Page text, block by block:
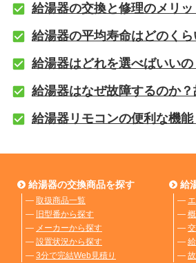
給湯器の交換と修理のメリ
給湯器の平均寿命はどのくら
給湯器はどれを選べばいいの
給湯器はなぜ故障するのか？
給湯器リモコンの便利な機
給湯器の交換商品を探す
― 取扱商品一覧
― 旧型番から探す
― メーカーから探す
― 設置状況から探す
― 3分で完結Web見積り
給
―
―
―
―
―